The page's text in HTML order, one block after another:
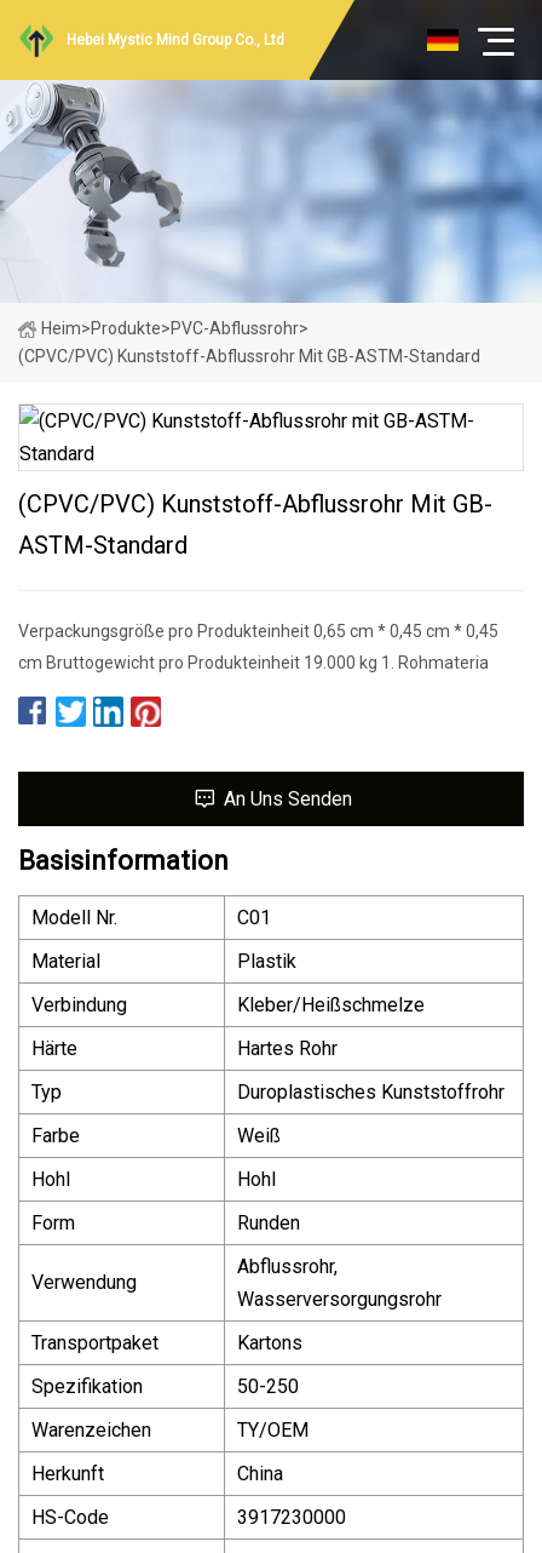
Hebei Mystic Mind Group Co., Ltd
Heim>Produkte>PVC-Abflussrohr>
(CPVC/PVC) Kunststoff-Abflussrohr Mit GB-ASTM-Standard
(CPVC/PVC) Kunststoff-Abflussrohr Mit GB-
ASTM-Standard
Verpackungsgröße pro Produkteinheit 0,65 cm * 0,45 cm * 0,45
cm Bruttogewicht pro Produkteinheit 19.000 kg 1. Rohmateria
An Uns Senden
Basisinformation
Modell Nr.
C01
Material
Plastik
Verbindung
Kleber/Heißschmelze
Härte
Hartes Rohr
Typ
Duroplastisches Kunststoffrohr
Farbe
Weiß
Hohl
Hohl
Form
Runden
Verwendung
Abflussrohr,
Wasserversorgungsrohr
Transportpaket
Kartons
Spezifikation
50-250
Warenzeichen
TY/OEM
Herkunft
China
HS-Code
3917230000